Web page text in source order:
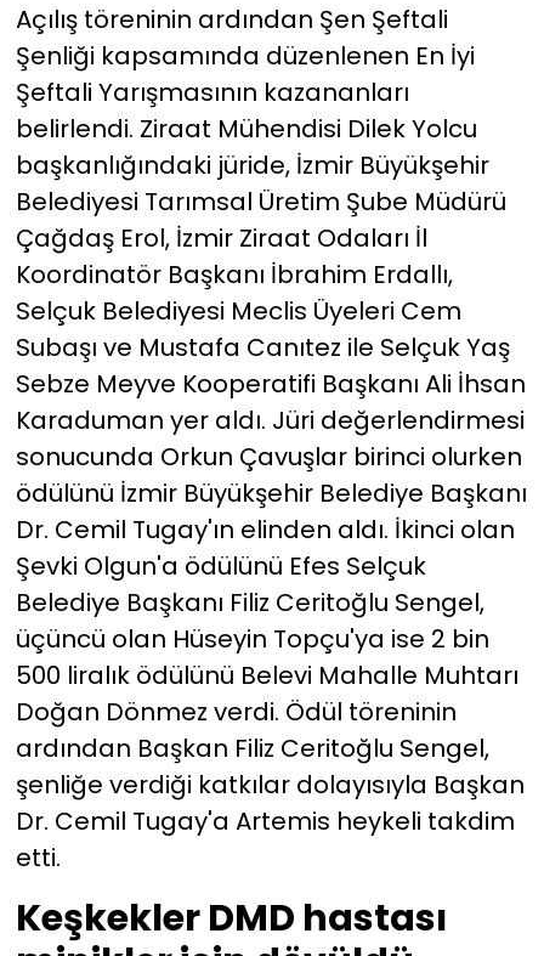
Açılış töreninin ardından Şen Şeftali
Şenliği kapsamında düzenlenen En İyi
Şeftali Yarışmasının kazananları
belirlendi. Ziraat Mühendisi Dilek Yolcu
başkanlığındaki jüride, İzmir Büyükşehir
Belediyesi Tarımsal Üretim Şube Müdürü
Çağdaş Erol, İzmir Ziraat Odaları İl
Koordinatör Başkanı İbrahim Erdallı,
Selçuk Belediyesi Meclis Üyeleri Cem
Subaşı ve Mustafa Canıtez ile Selçuk Yaş
Sebze Meyve Kooperatifi Başkanı Ali İhsan
Karaduman yer aldı. Jüri değerlendirmesi
sonucunda Orkun Çavuşlar birinci olurken
ödülünü İzmir Büyükşehir Belediye Başkanı
Dr. Cemil Tugay'ın elinden aldı. İkinci olan
Şevki Olgun'a ödülünü Efes Selçuk
Belediye Başkanı Filiz Ceritoğlu Sengel,
üçüncü olan Hüseyin Topçu'ya ise 2 bin
500 liralık ödülünü Belevi Mahalle Muhtarı
Doğan Dönmez verdi. Ödül töreninin
ardından Başkan Filiz Ceritoğlu Sengel,
şenliğe verdiği katkılar dolayısıyla Başkan
Dr. Cemil Tugay'a Artemis heykeli takdim
etti.
Keşkekler DMD hastası